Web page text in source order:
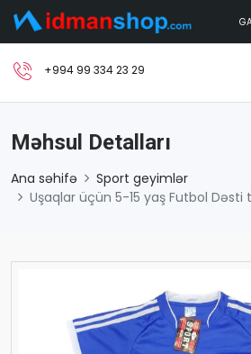
+994 99 334 23 29
Məhsul Detalları
Ana səhifə
Sport geyimlər
Uşaqlar üçün 5-15 yaş Futbol Dəsti